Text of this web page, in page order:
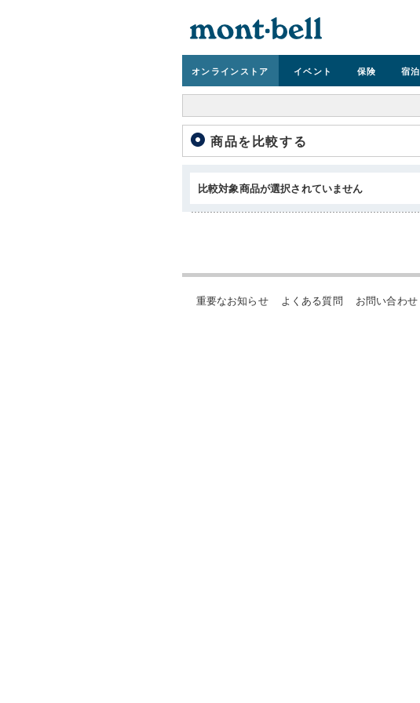
オンラインストア イベント 保険 宿泊
商品を比較する
比較対象商品が選択されていません
重要なお知らせ よくある質問 お問い合わせ